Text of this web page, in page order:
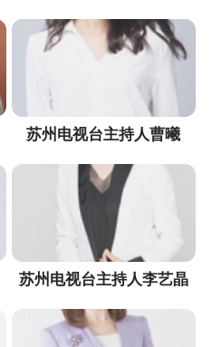
苏州电视台主持人曹曦
苏州电视台主持人李艺晶